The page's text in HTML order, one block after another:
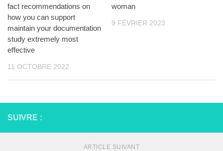
fact recommendations on
how you can support
maintain your documentation
study extremely most
effective
11 OCTOBRE 2022
woman
9 FÉVRIER 2023
SUIVRE :
ARTICLE SUIVANT